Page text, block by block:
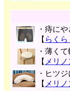
・痔に
【 らく
・薄く
【 メリ
・ヒツ
【 メリ